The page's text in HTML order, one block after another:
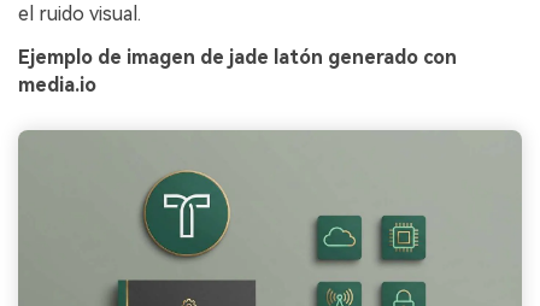
el ruido visual.
Ejemplo de imagen de jade latón generado con
media.io